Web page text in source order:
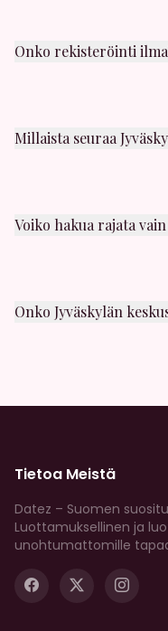
Onko rekisteröinti
Millaista seuraa
Voiko hakua rajata
Onko Jyväskylän
Tietoa Meistä
Datez – Suomen
Luottamuksellinen ja
unohtumattomille